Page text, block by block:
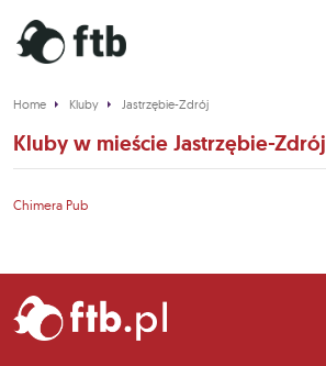
Home Kluby Jastrzębie-Zdrój
Kluby w mieście Jastrzębie-Zdrój
Chimera Pub